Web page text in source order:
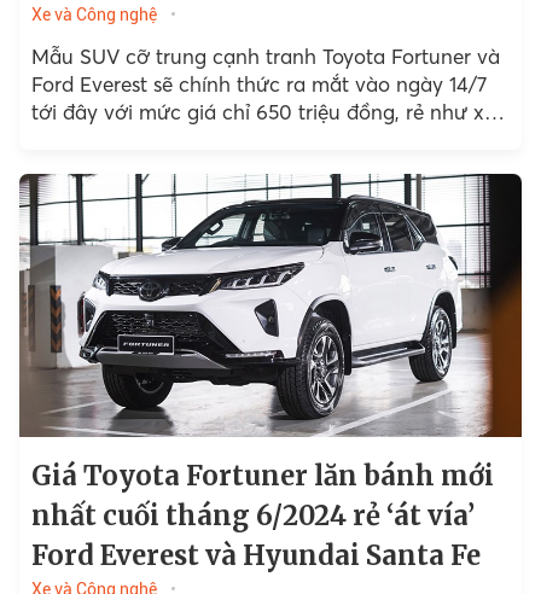
Xe và Công nghệ
Mẫu SUV cỡ trung cạnh tranh Toyota Fortuner và
Ford Everest sẽ chính thức ra mắt vào ngày 14/7
tới đây với mức giá chỉ 650 triệu đồng, rẻ như xe
Giá Toyota Fortuner lăn bánh mới
nhất cuối tháng 6/2024 rẻ ‘át vía’
Ford Everest và Hyundai Santa Fe
Xe và Công nghệ